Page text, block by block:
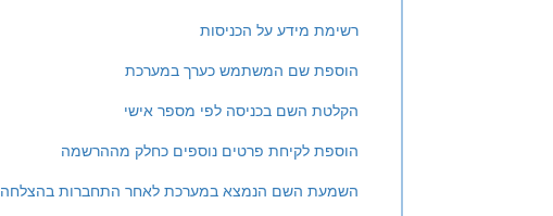
רשימת מידע על הכניסות
הוספת שם המשתמש כערך במערכת
הקלטת השם בכניסה לפי מספר אישי
הוספת לקיחת פרטים נוספים כחלק מההרשמה
השמעת השם הנמצא במערכת לאחר התחברות בהצלחה